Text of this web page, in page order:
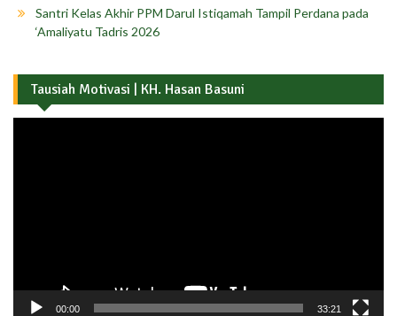
Santri Kelas Akhir PPM Darul Istiqamah Tampil Perdana pada
‘Amaliyatu Tadris 2026
Tausiah Motivasi | KH. Hasan Basuni
00:00 33:21